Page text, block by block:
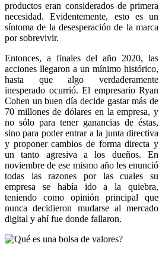
productos eran considerados de primera
necesidad. Evidentemente, esto es un
síntoma de la desesperación de la marca
por sobrevivir.
Entonces, a finales del año 2020, las
acciones llegaron a un mínimo histórico,
hasta que algo verdaderamente
inesperado ocurrió. El empresario Ryan
Cohen un buen día decide gastar más de
70 millones de dólares en la empresa, y
no sólo para tener ganancias de éstas,
sino para poder entrar a la junta directiva
y proponer cambios de forma directa y
un tanto agresiva a los dueños. En
noviembre de ese mismo año les enunció
todas las razones por las cuales su
empresa se había ido a la quiebra,
teniendo como opinión principal que
nunca decidieron mudarse al mercado
digital y ahí fue donde fallaron.